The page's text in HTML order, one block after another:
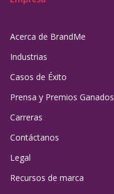
Acerca de BrandMe
Industrias
Casos de Éxito
Prensa y Premios Ganados
Carreras
Contáctanos
Legal
Recursos de marca